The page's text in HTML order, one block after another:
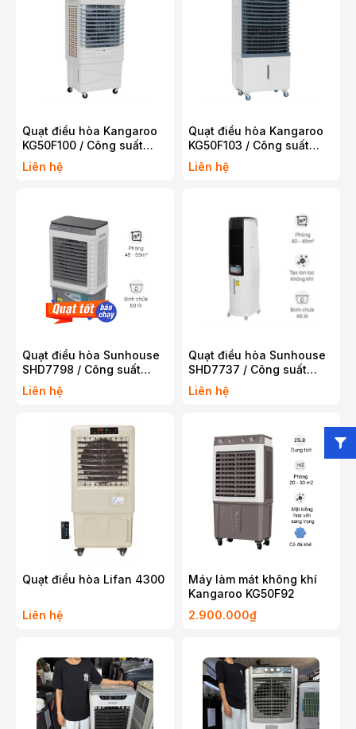
Quạt điều hòa Kangaroo
KG50F100 / Công suất
110W / Bình chứa 35 lít /
Bảo hành 1 năm
Liên hệ
Quạt điều hòa Kangaroo
KG50F103 / Công suất
130W / Bình chứa 48 lít /
Bảo hành 1 năm
Liên hệ
Quạt điều hòa Sunhouse
SHD7798 / Công suất
190W / Bình chứa 60 Lít /
Bảo hành 1 năm
Liên hệ
Quạt điều hòa Sunhouse
SHD7737 / Công suất
220W / Bình chứa 45 Lít /
Bảo hành 1 năm
Liên hệ
Quạt điều hòa Lifan 4300
Liên hệ
Máy làm mát không khí
Kangaroo KG50F92
2.900.000₫